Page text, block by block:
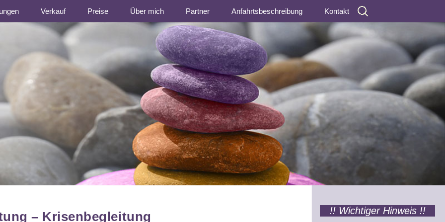
Verkauf Preise Über mich Partner Anfahrtsbeschreibung Kontakt
Impressum
Datenschutzerklärung
Suchen
nach:
Herz
– Krisenbegleitung !! Wichtiger Hinweis !!